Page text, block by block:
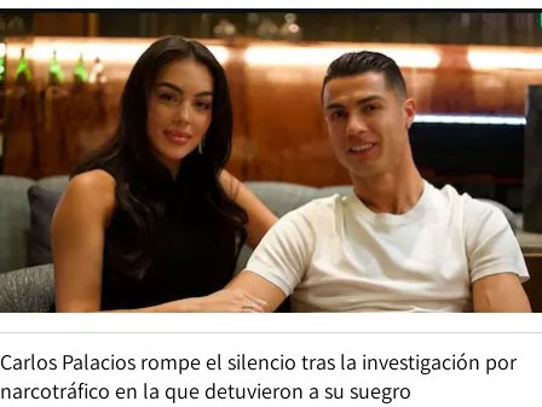
Carlos Palacios rompe el silencio tras la investigación por
narcotráfico en la que detuvieron a su suegro